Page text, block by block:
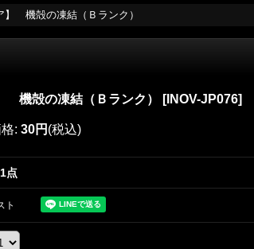
】 機殻の凍結（Ｂランク）
機殻の凍結（Ｂランク） [INOV-JP076]
: 30円 (税込)
点